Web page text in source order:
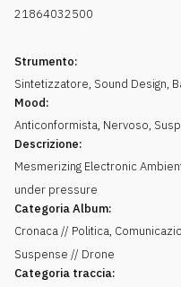
21864032500
Strumento:
Sintetizzatore, Sound Design,
Mood:
Anticonformista, Nervoso,
Descrizione:
Mesmerizing Electronic
under pressure
Categoria Album:
Cronaca // Politica,
Suspense // Drone
Categoria traccia: